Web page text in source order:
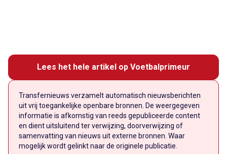
Lees het hele artikel op Voetbalprimeur
Transfernieuws verzamelt automatisch nieuwsberichten
uit vrij toegankelijke openbare bronnen. De weergegeven
informatie is afkomstig van reeds gepubliceerde content
en dient uitsluitend ter verwijzing, doorverwijzing of
samenvatting van nieuws uit externe bronnen. Waar
mogelijk wordt gelinkt naar de originele publicatie.